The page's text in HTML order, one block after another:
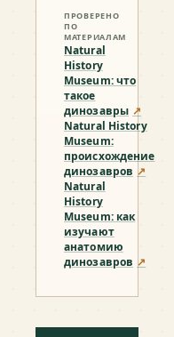
ПРОВЕРЕНО
ПО
МАТЕРИАЛАМ
Natural
History
Museum: что
такое
динозавры ↗
Natural History
Museum:
происхождение
динозавров ↗
Natural
History
Museum: как
изучают
анатомию
динозавров ↗